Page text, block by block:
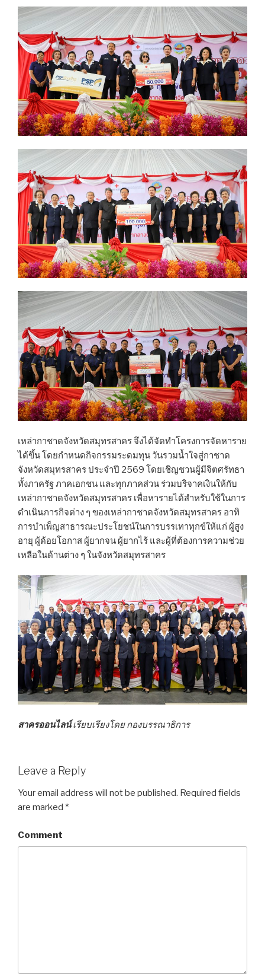
เหล่ากาชาดจังหวัดสมุทรสาคร จึงได้จัดทำโครงการจัดหาราย
ได้ขึ้น โดยกำหนดกิจกรรมระดมทุน วันรวมน้ำใจสู่กาชาด
จังหวัดสมุทรสาคร ประจำปี 2569 โดยเชิญชวนผู้มีจิตศรัทธา
ทั้งภาครัฐ ภาคเอกชน และทุกภาคส่วน ร่วมบริจาคเงินให้กับ
เหล่ากาชาดจังหวัดสมุทรสาคร เพื่อหารายได้สำหรับใช้ในการ
ดำเนินภารกิจต่าง ๆ ของเหล่ากาชาดจังหวัดสมุทรสาคร อาทิ
การบำเพ็ญสาธารณะประโยชน์ในการบรรเทาทุกข์ให้แก่ ผู้สูง
อายุ ผู้ด้อยโอกาส ผู้ยากจน ผู้ยากไร้ และผู้ที่ต้องการความช่วย
เหลือในด้านต่าง ๆ ในจังหวัดสมุทรสาคร
สาครออนไลน์เรียบเรียงโดย กองบรรณาธิการ
Leave a Reply
Your email address will not be published. Required fields
are marked *
Comment